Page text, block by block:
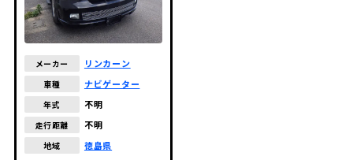
メーカー リンカーン
車種 ナビゲーター
年式 不明
走行距離 不明
地域 徳島県